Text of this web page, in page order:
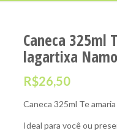
Caneca 325ml
lagartixa
R$26,50
Caneca 325ml Te
Ideal para você ou